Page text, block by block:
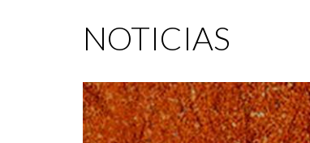
NOTICIAS